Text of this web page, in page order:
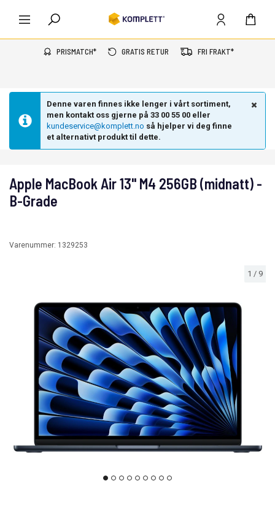
PRISMATCH* GRATIS RETUR FRI FRAKT*
Denne varen finnes ikke lenger i vårt sortiment,
men kontakt oss gjerne på 33 00 55 00 eller
kundeservice@komplett.no så hjelper vi deg finne
et alternativt produkt til dette.
1 / 9
Apple MacBook Air 13" M4 256GB (midnatt) -
B-Grade
Varenummer: 1329253